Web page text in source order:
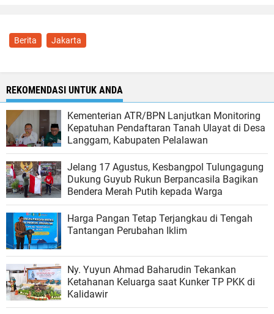
Berita Jakarta
REKOMENDASI UNTUK ANDA
Kementerian ATR/BPN Lanjutkan Monitoring
Kepatuhan Pendaftaran Tanah Ulayat di Desa
Langgam, Kabupaten Pelalawan
Jelang 17 Agustus, Kesbangpol Tulungagung
Dukung Guyub Rukun Berpancasila Bagikan
Bendera Merah Putih kepada Warga
Harga Pangan Tetap Terjangkau di Tengah
Tantangan Perubahan Iklim
Ny. Yuyun Ahmad Baharudin Tekankan
Ketahanan Keluarga saat Kunker TP PKK di
Kalidawir